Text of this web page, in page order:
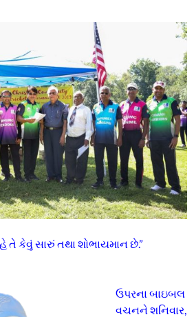
તે કેવું સારું તથા શોભાયમાન છે.”
ઉપરના બાઇબલ
વચનને શનિવાર,